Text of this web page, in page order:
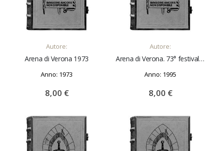
AGGIUNGI AL CARRELLO
Autore:
Arena di Verona 1973
Anno: 1973
8,00 €
AGGIUNGI AL CARRELLO
Autore:
Arena di Verona. 73° festival - 7 luglio 3 settembre 1995
Anno: 1995
8,00 €